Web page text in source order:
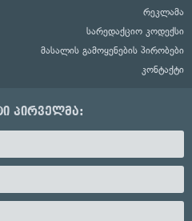
რეკლამა
სარედაქციო კოდექსი
მასალის გამოყენების პირობები
კონტაქტი
პირველმა: